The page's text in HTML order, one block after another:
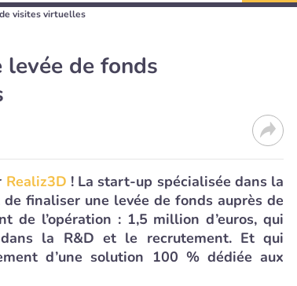
visites virtuelles
levée de fonds
Realiz3D ! La start-up spécialisée dans la
finaliser une levée de fonds auprès de
de l’opération : 1,5 million d’euros, qui
la R&D et le recrutement. Et qui
d’une solution 100 % dédiée aux